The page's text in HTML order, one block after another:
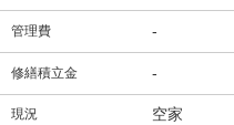
管理費 -
修繕積立金 -
現況 空家